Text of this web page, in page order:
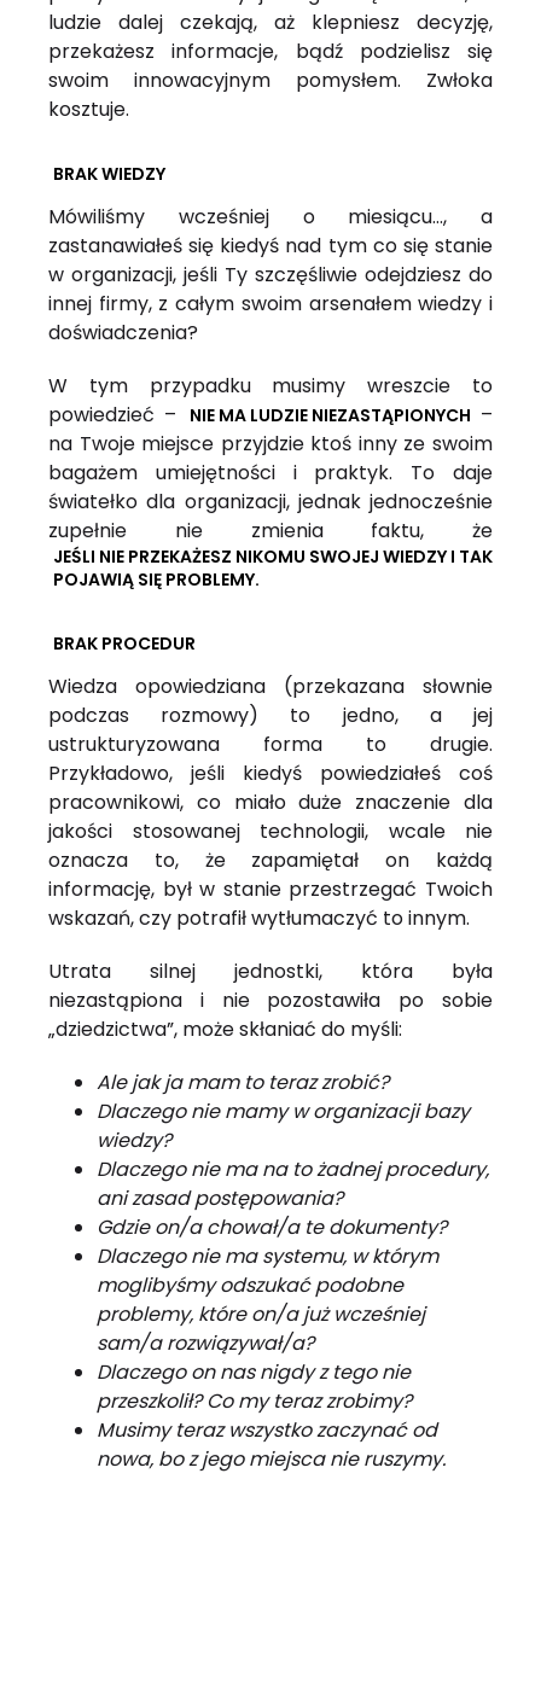
ludzie dalej czekają, aż klepniesz decyzję,
przekażesz informacje, bądź podzielisz się
swoim innowacyjnym pomysłem. Zwłoka
kosztuje.
BRAK WIEDZY
Mówiliśmy wcześniej o miesiącu…, a
zastanawiałeś się kiedyś nad tym co się stanie
w organizacji, jeśli Ty szczęśliwie odejdziesz do
innej firmy, z całym swoim arsenałem wiedzy i
doświadczenia?
W tym przypadku musimy wreszcie to
powiedzieć –
NIE MA LUDZIE NIEZASTĄPIONYCH –
na Twoje miejsce przyjdzie ktoś inny ze swoim
bagażem umiejętności i praktyk. To daje
światełko dla organizacji, jednak jednocześnie
zupełnie nie zmienia faktu, że
JEŚLI NIE PRZEKAŻESZ NIKOMU SWOJEJ WIEDZY I TAK
POJAWIĄ SIĘ PROBLEMY.
BRAK PROCEDUR
Wiedza opowiedziana (przekazana słownie
podczas rozmowy) to jedno, a jej
ustrukturyzowana forma to drugie.
Przykładowo, jeśli kiedyś powiedziałeś coś
pracownikowi, co miało duże znaczenie dla
jakości stosowanej technologii, wcale nie
oznacza to, że zapamiętał on każdą
informację, był w stanie przestrzegać Twoich
wskazań, czy potrafił wytłumaczyć to innym.
Utrata silnej jednostki, która była
niezastąpiona i nie pozostawiła po sobie
„dziedzictwa”, może skłaniać do myśli:
Ale jak ja mam to teraz zrobić?
Dlaczego nie mamy w organizacji bazy
wiedzy?
Dlaczego nie ma na to żadnej procedury,
ani zasad postępowania?
Gdzie on/a chował/a te dokumenty?
Dlaczego nie ma systemu, w którym
moglibyśmy odszukać podobne
problemy, które on/a już wcześniej
sam/a rozwiązywał/a?
Dlaczego on nas nigdy z tego nie
przeszkolił? Co my teraz zrobimy?
Musimy teraz wszystko zaczynać od
nowa, bo z jego miejsca nie ruszymy.